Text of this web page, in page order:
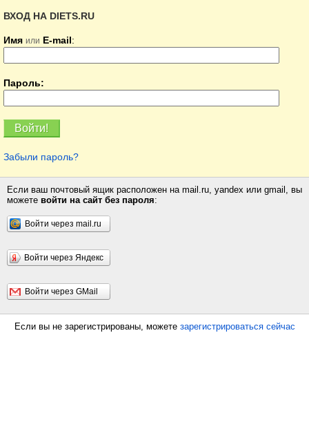
ВХОД НА DIETS.RU
Имя или E-mail:
Пароль:
Забыли пароль?
Если ваш почтовый ящик расположен на mail.ru, yandex или gmail, вы
можете войти на сайт без пароля:
Войти через mail.ru
Войти через Яндекс
Войти через GMail
Если вы не зарегистрированы, можете зарегистрироваться сейчас